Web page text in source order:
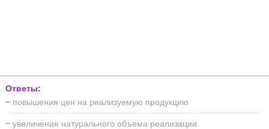
Ответы:
− повышения цен на реализуемую продукцию
− увеличения натурального объема реализации